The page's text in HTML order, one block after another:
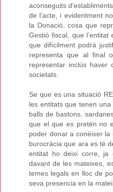
aconseguits
de l’acte, i evidentment
la Donació, cosa que
Gestió fiscal, que
que difícilment podrà
representa que al final
representar inclús haver
societats.
Se que es una situació
les entitats que tenen
balls de bastons,
que el que es pretén no
poder donar a conèixer
burocràcia que ara es té
entitat ho deixi corre, ja
davant de les mateixes,
temes legals en lloc de
seva presencia en la